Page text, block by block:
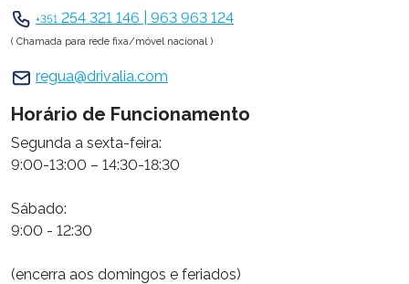
+351 254 321 146 | 963 963 124
( Chamada para rede fixa/móvel nacional )
regua@drivalia.com
Horário de Funcionamento
Segunda a sexta-feira:
9:00-13:00 – 14:30-18:30
Sábado:
9:00 - 12:30
(encerra aos domingos e feriados)